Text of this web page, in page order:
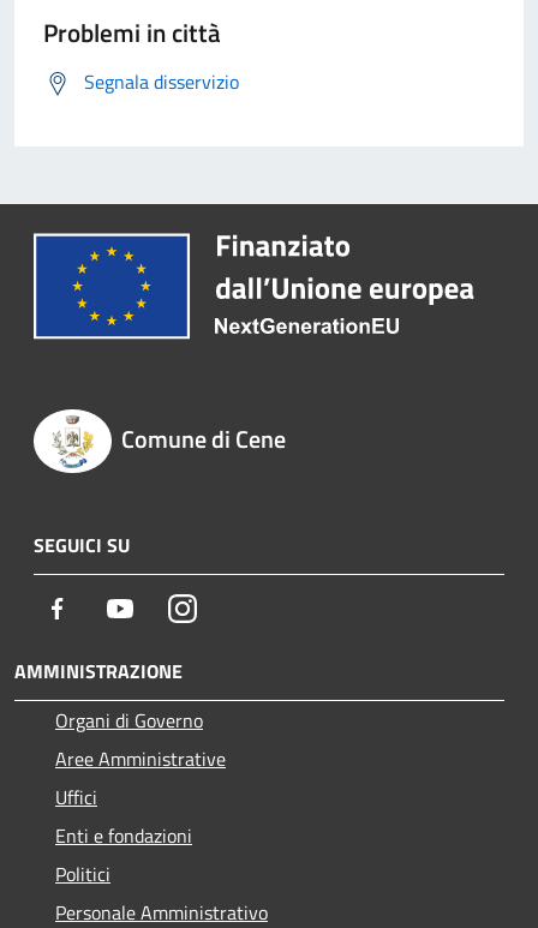
Problemi in città
Segnala disservizio
Comune di Cene
SEGUICI SU
Facebook YoutubeInstagram
AMMINISTRAZIONE
Organi di Governo
Aree Amministrative
Uffici
Enti e fondazioni
Politici
Personale Amministrativo